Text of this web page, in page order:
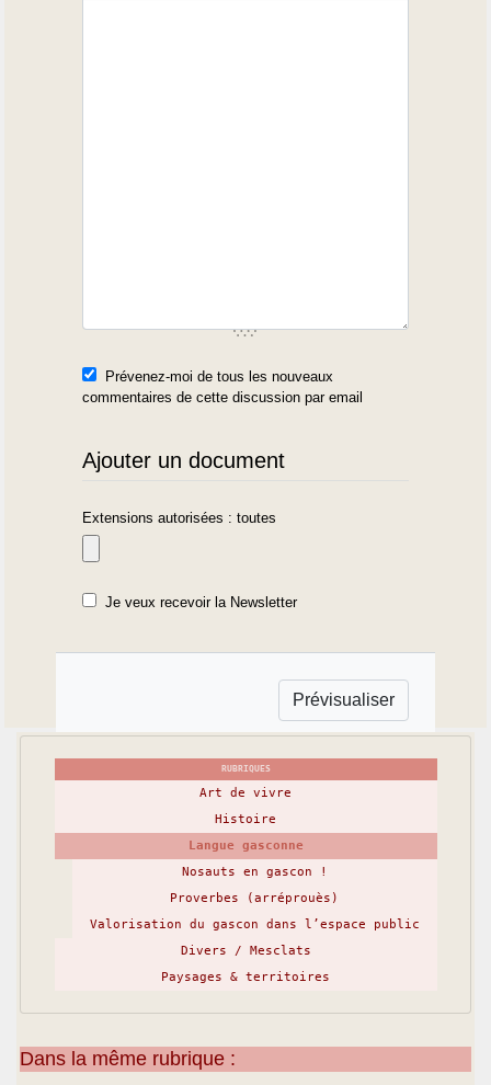
Prévenez-moi de tous les nouveaux
commentaires de cette discussion par email
Ajouter un document
Extensions autorisées : toutes
Je veux recevoir la Newsletter
RUBRIQUES
Art de vivre
Histoire
Langue gasconne
Nosauts en gascon !
Proverbes (arréprouès)
Valorisation du gascon dans l’espace public
Divers / Mesclats
Paysages & territoires
Dans la même rubrique :